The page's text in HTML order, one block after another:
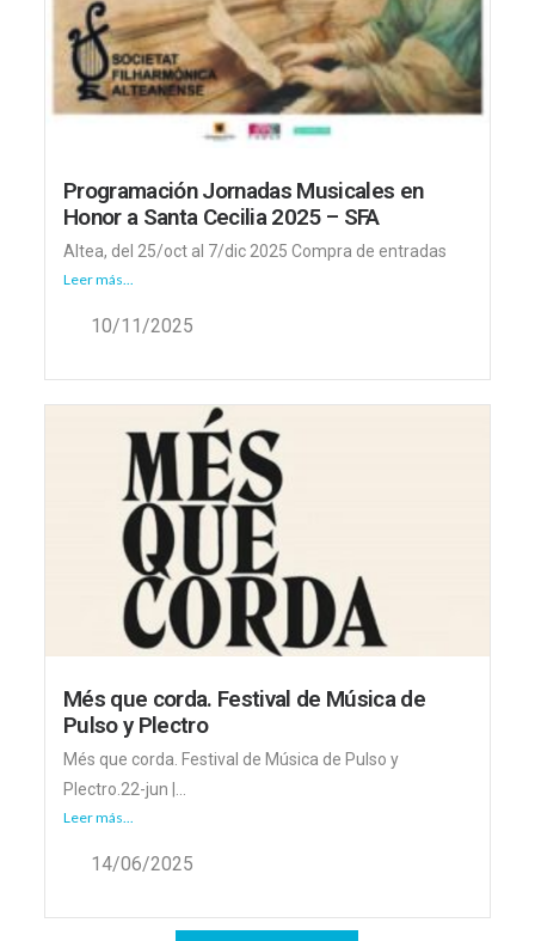
Programación Jornadas Musicales en
Honor a Santa Cecilia 2025 – SFA
Altea, del 25/oct al 7/dic 2025 Compra de entradas
Leer más...
10/11/2025
Més que corda. Festival de Música de
Pulso y Plectro
Més que corda. Festival de Música de Pulso y
Plectro.22-jun |...
Leer más...
14/06/2025